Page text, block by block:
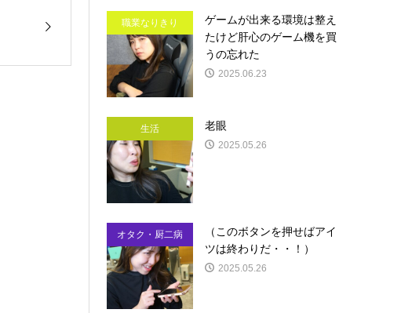
職業なりきり
ゲームが出来る環境は整え
たけど肝心のゲーム機を買
うの忘れた
2025.06.23
生活 老眼
2025.05.26
オタク・厨二病
（このボタンを押せばアイ
ツは終わりだ・・！）
2025.05.26